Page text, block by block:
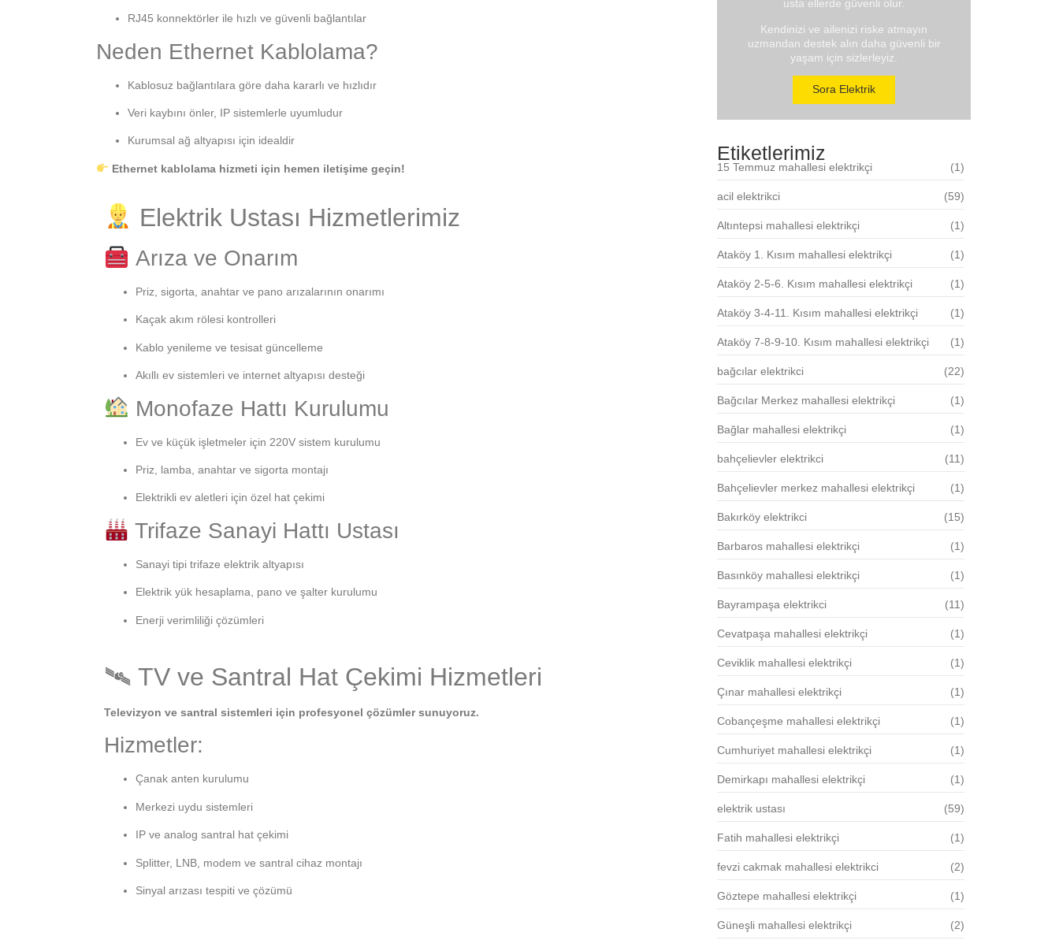
RJ45 konnektörler ile hızlı ve güvenli bağlantılar
Neden Ethernet Kablolama?
Kablosuz bağlantılara göre daha kararlı ve hızlıdır
Veri kaybını önler, IP sistemlerle uyumludur
Kurumsal ağ altyapısı için idealdir
Ethernet kablolama hizmeti için hemen iletişime geçin!
Elektrik Ustası Hizmetlerimiz
Arıza ve Onarım
Priz, sigorta, anahtar ve pano arızalarının onarımı
Kaçak akım rölesi kontrolleri
Kablo yenileme ve tesisat güncelleme
Akıllı ev sistemleri ve internet altyapısı desteği
Monofaze Hattı Kurulumu
Ev ve küçük işletmeler için 220V sistem kurulumu
Priz, lamba, anahtar ve sigorta montajı
Elektrikli ev aletleri için özel hat çekimi
Trifaze Sanayi Hattı Ustası
Sanayi tipi trifaze elektrik altyapısı
Elektrik yük hesaplama, pano ve şalter kurulumu
Enerji verimliliği çözümleri
🛰 TV ve Santral Hat Çekimi Hizmetleri
Televizyon ve santral sistemleri için profesyonel çözümler sunuyoruz.
Hizmetler:
Çanak anten kurulumu
Merkezi uydu sistemleri
IP ve analog santral hat çekimi
Splitter, LNB, modem ve santral cihaz montajı
Sinyal arızası tespiti ve çözümü
usta ellerde güvenli olur.
Kendinizi ve ailenizi riske atmayın
uzmandan destek alın daha güvenli bir
yaşam için sizlerleyiz.
Sora Elektrik
Etiketlerimiz
15 Temmuz mahallesi elektrikçi (1)
acil elektrikci (59)
Altıntepsi mahallesi elektrikçi (1)
Ataköy 1. Kısım mahallesi elektrikçi (1)
Ataköy 2-5-6. Kısım mahallesi elektrikçi (1)
Ataköy 3-4-11. Kısım mahallesi elektrikçi (1)
Ataköy 7-8-9-10. Kısım mahallesi elektrikçi (1)
bağcılar elektrikci (22)
Bağcılar Merkez mahallesi elektrikçi (1)
Bağlar mahallesi elektrikçi (1)
bahçelievler elektrikci (11)
Bahçelievler merkez mahallesi elektrikçi (1)
Bakırköy elektrikci (15)
Barbaros mahallesi elektrikçi (1)
Basınköy mahallesi elektrikçi (1)
Bayrampaşa elektrikci (11)
Cevatpaşa mahallesi elektrikçi (1)
Ceviklik mahallesi elektrikçi (1)
Çınar mahallesi elektrikçi (1)
Cobançeşme mahallesi elektrikçi (1)
Cumhuriyet mahallesi elektrikçi (1)
Demirkapı mahallesi elektrikçi (1)
elektrik ustası (59)
Fatih mahallesi elektrikçi (1)
fevzi cakmak mahallesi elektrikci (2)
Göztepe mahallesi elektrikçi (1)
Güneşli mahallesi elektrikçi (2)